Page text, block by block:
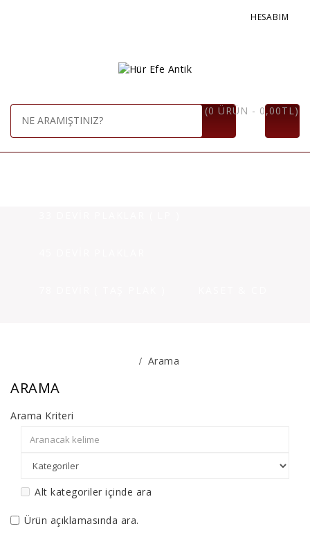
HESABIM
(0 ÜRÜN - 0,00TL)
Arama
ARAMA
Arama Kriteri
Alt kategoriler içinde ara
Ürün açıklamasında ara.